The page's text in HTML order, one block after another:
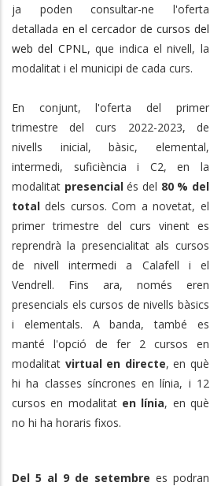
ja poden consultar-ne l'oferta
detallada en el cercador de cursos del
web del CPNL, que indica el nivell, la
modalitat i el municipi de cada curs.
En conjunt, l'oferta del primer
trimestre del curs 2022-2023, de
nivells inicial, bàsic, elemental,
intermedi, suficiència i C2, en la
modalitat presencialés del 80 % del
total dels cursos. Com a novetat, el
primer trimestre del curs vinent es
reprendrà la presencialitat als cursos
de nivell intermedi a Calafell i el
Vendrell. Fins ara, només eren
presencials els cursos de nivells bàsics
i elementals. A banda, també es
manté l'opció de fer 2 cursos en
modalitat virtual en directe, en què
hi ha classes síncrones en línia, i 12
cursos en modalitat en línia, en què
no hi ha horaris fixos.
Del 5 al 9 de setembre es podran